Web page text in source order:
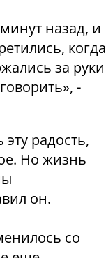
назад, и
когда
за руки
-
радость,
Но жизнь
он.
со